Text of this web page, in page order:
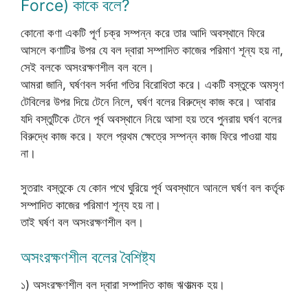
Force) কাকে বলে?
কোনো কণা একটি পূর্ণ চক্র সম্পন্ন করে তার আদি অবস্থানে ফিরে
আসলে কণাটির উপর যে বল দ্বারা সম্পাদিত কাজের পরিমাণ শূন্য হয় না,
সেই বলকে অসংরক্ষণশীল বল বলে।
আমরা জানি, ঘর্ষণবল সর্বদা গতির বিরোধিতা করে। একটি বস্তুকে অমসৃণ
টেবিলের উপর দিয়ে টেনে নিলে, ঘর্ষণ বলের বিরুদ্ধে কাজ করে। আবার
যদি বস্তুটিকে টেনে পূর্ব অবস্থানে নিয়ে আসা হয় তবে পুনরায় ঘর্ষণ বলের
বিরুদ্ধে কাজ করে। ফলে প্রথম ক্ষেত্রে সম্পন্ন কাজ ফিরে পাওয়া যায়
না।
সুতরাং বস্তুকে যে কোন পথে ঘুরিয়ে পূর্ব অবস্থানে আনলে ঘর্ষণ বল কর্তৃক
সম্পাদিত কাজের পরিমাণ শূন্য হয় না।
তাই ঘর্ষণ বল অসংরক্ষণশীল বল।
অসংরক্ষণশীল বলের বৈশিষ্ট্য
১) অসংরক্ষণশীল বল দ্বারা সম্পাদিত কাজ ঋণাত্মক হয়।